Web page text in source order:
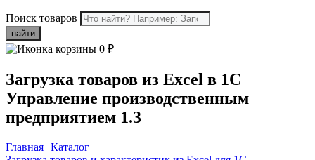
Поиск товаров
найти
0 ₽
Загрузка товаров из Excel в 1С
Управление производственным
предприятием 1.3
Главная Каталог